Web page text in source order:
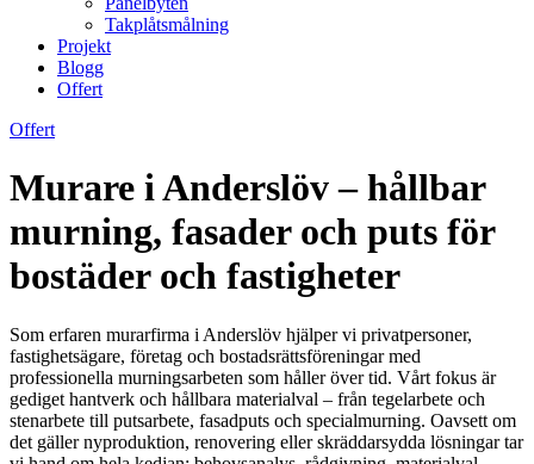
Takplåtsmålning
Projekt
Blogg
Offert
Offert
Murare i Anderslöv – hållbar
murning, fasader och puts för
bostäder och fastigheter
Som erfaren murarfirma i Anderslöv hjälper vi privatpersoner,
fastighetsägare, företag och bostadsrättsföreningar med
professionella murningsarbeten som håller över tid. Vårt fokus är
gediget hantverk och hållbara materialval – från tegelarbete och
stenarbete till putsarbete, fasadputs och specialmurning. Oavsett om
det gäller nyproduktion, renovering eller skräddarsydda lösningar tar